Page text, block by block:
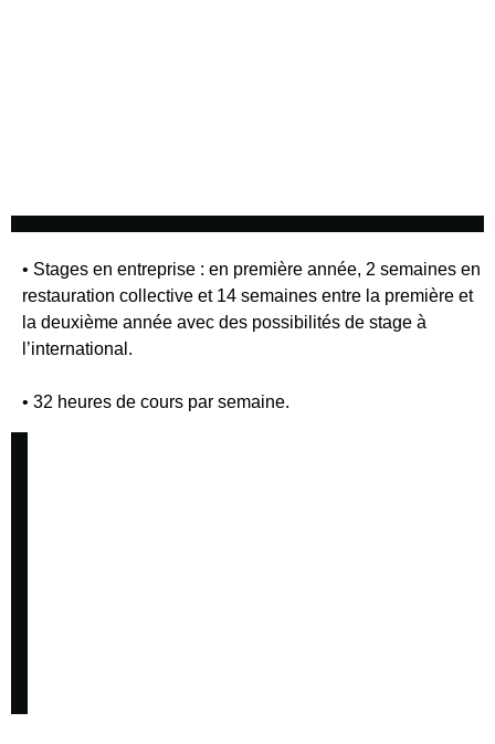
• Stages en entreprise : en première année, 2 semaines en
restauration collective et 14 semaines entre la première et
la deuxième année avec des possibilités de stage à
l’international.
• 32 heures de cours par semaine.